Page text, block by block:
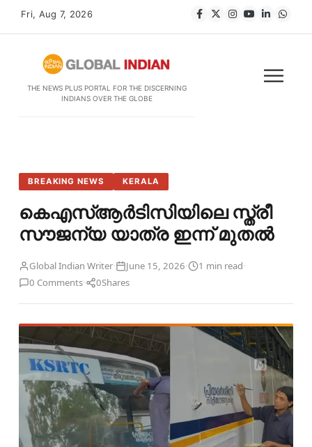
Fri, Aug 7, 2026
THE NEWS PLUS PORTAL FOR THE DISCERNING
INDIANS OVER THE GLOBE
BREAKING NEWS KERALA
കെഎസ്ആര്‍ടിസിയിലെ സ്ത്രീ
സൗജന്യ യാത്ര ഇന്ന് മുതല്‍
Global Indian Writer· June 15, 2026· 1 min read·
0 Comments· 0Shares